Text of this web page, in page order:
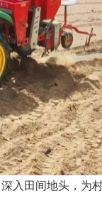
入田间地头，为